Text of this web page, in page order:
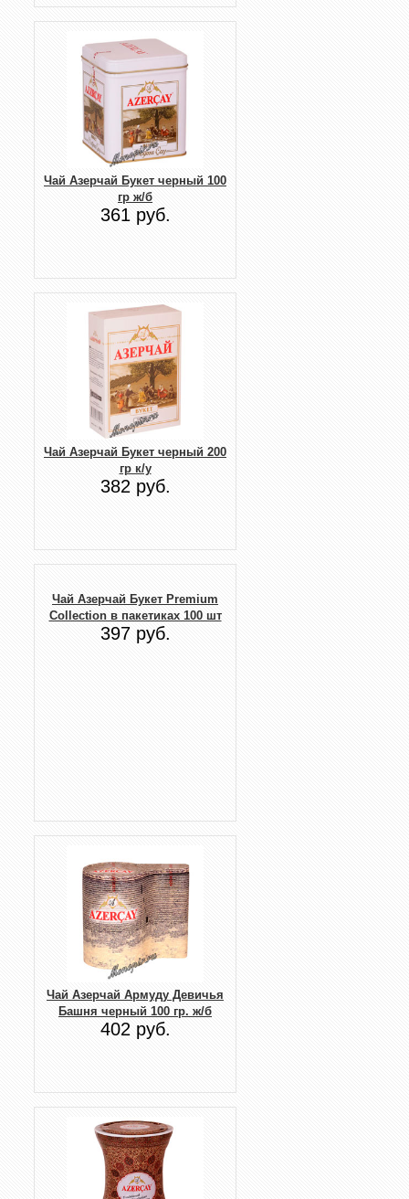
Чай Азерчай Букет черный 100
гр ж/б
361 руб.
Чай Азерчай Букет черный 200
гр к/у
382 руб.
Чай Азерчай Букет Premium
Collection в пакетиках 100 шт
397 руб.
Чай Азерчай Армуду Девичья
Башня черный 100 гр. ж/б
402 руб.